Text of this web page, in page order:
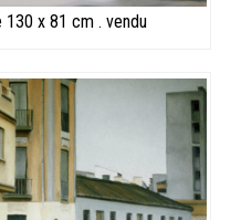
130 x 81 cm . vendu